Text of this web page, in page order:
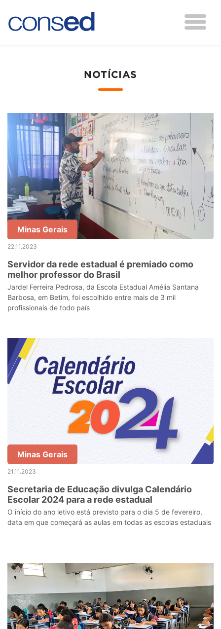
NOTÍCIAS
Minas Gerais
22.11.2023
Servidor da rede estadual é premiado como
melhor professor do Brasil
Jardel Ferreira Pedrosa, da Escola Estadual Amélia Santana
Barbosa, em Betim, foi escolhido entre mais de 3 mil
profissionais de todo país
Minas Gerais
21.11.2023
Secretaria de Educação divulga Calendário
Escolar 2024 para a rede estadual
O início do ano letivo está previsto para o dia 5 de fevereiro,
data em que começará as aulas em todas as escolas estaduais